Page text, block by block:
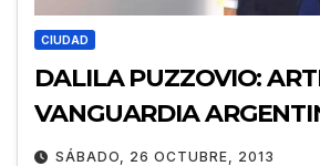
CIUDAD
DALILA PUZZOVIO:
VANGUARDIA
SÁBADO, 26 OCTUBRE, 2013